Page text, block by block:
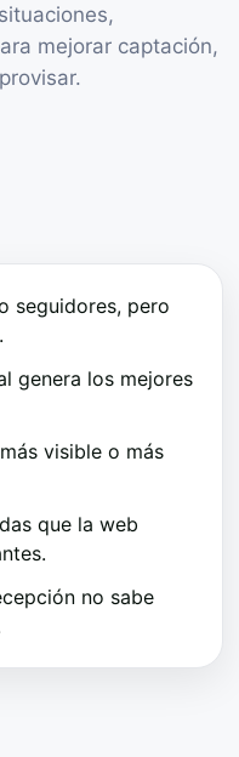
mejorar captación,
seguidores, pero
genera los mejores
visible o más
que la web
no sabe